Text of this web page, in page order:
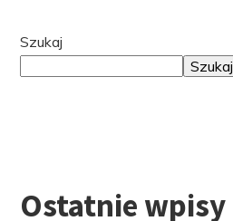
PrzejdźSzukaj
Szukaj
Ostatnie wpisy